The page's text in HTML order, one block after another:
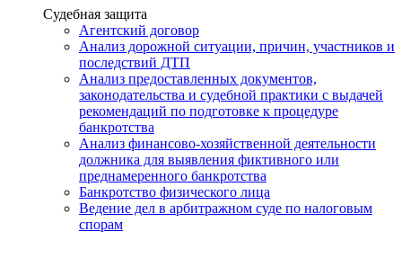
Услуги
Судебная защита
Агентский договор
Анализ дорожной ситуации, причин, участников и
последствий ДТП
Анализ предоставленных документов,
законодательства и судебной практики с выдачей
рекомендаций по подготовке к процедуре
банкротства
Анализ финансово-хозяйственной деятельности
должника для выявления фиктивного или
преднамеренного банкротства
Банкротство физического лица
Ведение дел в арбитражном суде по налоговым
спорам